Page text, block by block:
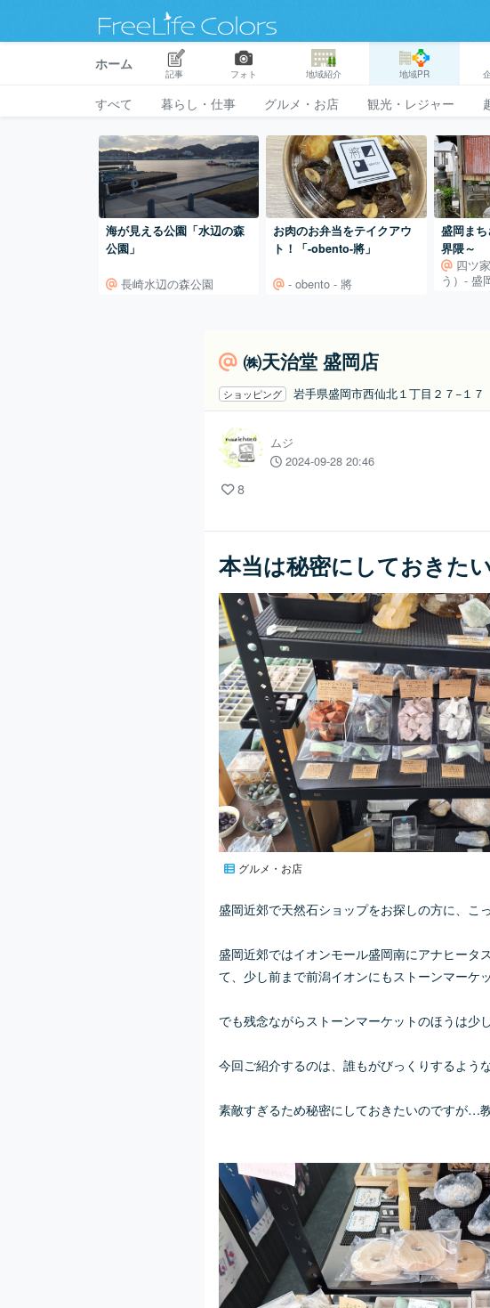
ホーム
記事 フォト 地域紹介 地域PR
すべて 暮らし・仕事 グルメ・お店 観光・レジャー
海が見える公園「水辺の森
公園」
長崎水辺の森公園
お肉のお弁当をテイクアウ
ト！「-obento-將」
- obento - 將
盛岡ま
界隈～
四ツ
う）- 盛
㈱天治堂 盛岡店
ショッピング 岩手県盛岡市西仙北１丁目２７−１７
ムジ
2024-09-28 20:46
8
本当は秘密にしておきた
グルメ・お店
盛岡近郊で天然石ショップをお探しの方に、こ
盛岡近郊ではイオンモール盛岡南にアナヒータ
て、少し前まで前潟イオンにもストーンマーケ
でも残念ながらストーンマーケットのほうは少
今回ご紹介するのは、誰もがびっくりするよう
素敵すぎるため秘密にしておきたいのですが…